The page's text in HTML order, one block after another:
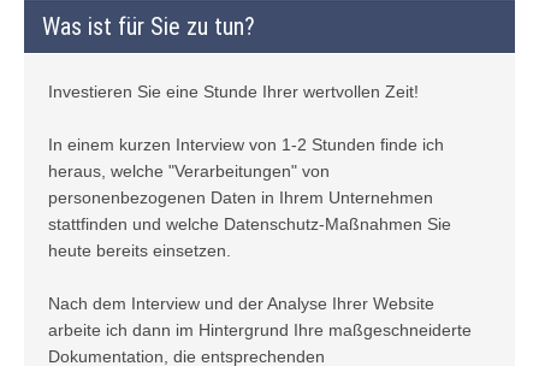
Was ist für Sie zu tun?
Investieren Sie eine Stunde Ihrer wertvollen Zeit!
In einem kurzen Interview von 1-2 Stunden finde ich
heraus, welche "Verarbeitungen" von
personenbezogenen Daten in Ihrem Unternehmen
stattfinden und welche Datenschutz-Maßnahmen Sie
heute bereits einsetzen.
Nach dem Interview und der Analyse Ihrer Website
arbeite ich dann im Hintergrund Ihre maßgeschneiderte
Dokumentation, die entsprechenden